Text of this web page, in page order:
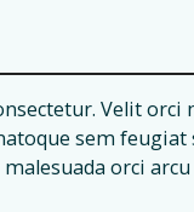
Velit
sem
orci